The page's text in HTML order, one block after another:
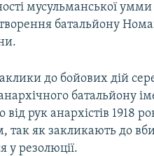
мусульманської
батальйону
до бойових дій
батальйону
рук анархістів 1918
так як закликають до
у резолюції.